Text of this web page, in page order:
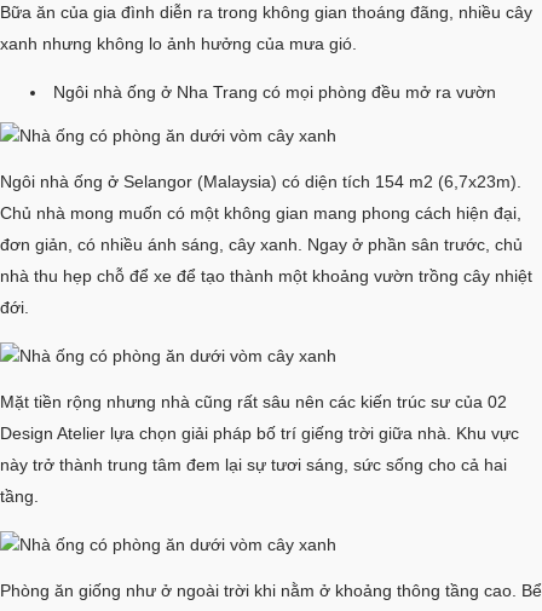
Bữa ăn của gia đình diễn ra trong không gian thoáng đãng, nhiều cây
xanh nhưng không lo ảnh hưởng của mưa gió.
Ngôi nhà ống ở Nha Trang có mọi phòng đều mở ra vườn
Ngôi nhà ống ở Selangor (Malaysia) có diện tích 154 m2 (6,7x23m).
Chủ nhà mong muốn có một không gian mang phong cách hiện đại,
đơn giản, có nhiều ánh sáng, cây xanh. Ngay ở phần sân trước, chủ
nhà thu hẹp chỗ để xe để tạo thành một khoảng vườn trồng cây nhiệt
đới.
Mặt tiền rộng nhưng nhà cũng rất sâu nên các kiến trúc sư của 02
Design Atelier lựa chọn giải pháp bố trí giếng trời giữa nhà. Khu vực
này trở thành trung tâm đem lại sự tươi sáng, sức sống cho cả hai
tầng.
Phòng ăn giống như ở ngoài trời khi nằm ở khoảng thông tầng cao. Bể